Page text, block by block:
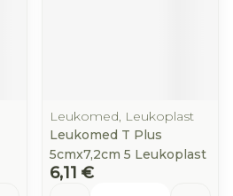
Leukomed, Leukoplast
Leukomed T Plus
5cmx7,2cm 5 Leukoplast
6,11 €